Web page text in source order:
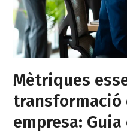
Mètriques
transformació
empresa: